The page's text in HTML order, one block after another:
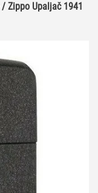
/ Zippo Upaljač 1941